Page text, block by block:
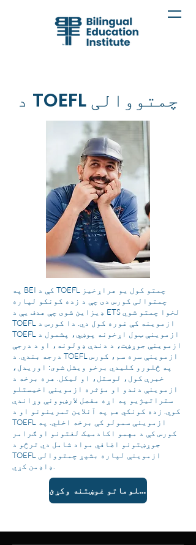
د TOEFL چمتووالی
په BEI کې د TOEFL چمتو کول یو هراړخیز
چمتوالی کورس دی چې د زده کونکو لپاره
ډیزاین شوی چې هدف یې د ETS لخوا چمتو شوي
TOEFL ازموینه کې غوره کول دي. دا کورس د
TOEFL ازموینې ټول اړخونه پوښي، پشمول د
ازموینې جوړښت، د دندې ډولونه، او د درجې
درجه بندي. د TOEFL ازموینې سره سم، کورس
په څلورو کلیدي برخو ویشل شوی: اوریدل،
خبرې کول، لوستل، او لیکل. هره برخه د
ازموینې دندو او مؤثره ازموینې اخیستلو
ستراتیژیو په اړه مفصل لارښوونې وړاندې
کوي. زده کونکي هم په آنلاین تمرینونو او د
TOEFL ازموینې سمولو کې برخه اخلي. په
کورس کې د مهمو اکادمیک لغتونو او ګرامر
جوړښتونو اضافي مواد شامل دي ترڅو د
TOEFL ازموینې لپاره بشپړ چمتووالی
د نورو معلوماتو غوښتنه وکړئ